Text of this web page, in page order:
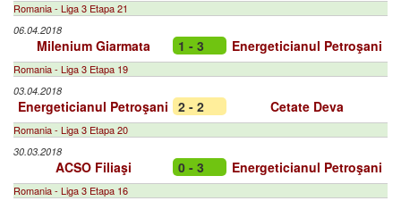
Romania - Liga 3 Etapa 21
06.04.2018
Milenium Giarmata 1 - 3 Energeticianul Petroşani
Romania - Liga 3 Etapa 19
03.04.2018
Energeticianul Petroşani 2 - 2 Cetate Deva
Romania - Liga 3 Etapa 20
30.03.2018
ACSO Filiaşi 0 - 3 Energeticianul Petroşani
Romania - Liga 3 Etapa 16